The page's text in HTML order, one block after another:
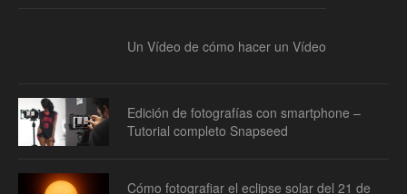
Un Vídeo de cómo hacer un Vídeo
Edición de fotografías con smartphone –
Tutorial completo Snapseed
Cómo fotografiar el eclipse solar del 21 de